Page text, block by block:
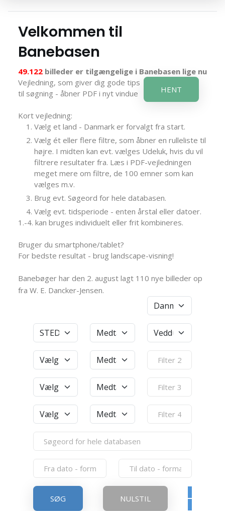
Velkommen til
Banebasen
49.122 billeder er tilgængelige i Banebasen lige nu
Vejledning, som giver dig gode tips
til søgning - åbner PDF i nyt vindue
HENT
Kort vejledning:
Vælg et land - Danmark er forvalgt fra start.
Vælg ét eller flere filtre, som åbner en rulleliste til
højre. I midten kan evt. vælges Udeluk, hvis du vil
filtrere resultater fra. Læs i PDF-vejledningen
meget mere om filtre, de 100 emner som kan
vælges m.v.
Brug evt. Søgeord for hele databasen.
Vælg evt. tidsperiode - enten årstal eller datoer.
1.-4. kan bruges individuelt eller frit kombineres.
Bruger du smartphone/tablet?
For bedste resultat - brug landscape-visning!
Banebøger har den 2. august lagt 110 nye billeder op
fra W. E. Dancker-Jensen.
SØG NULSTIL